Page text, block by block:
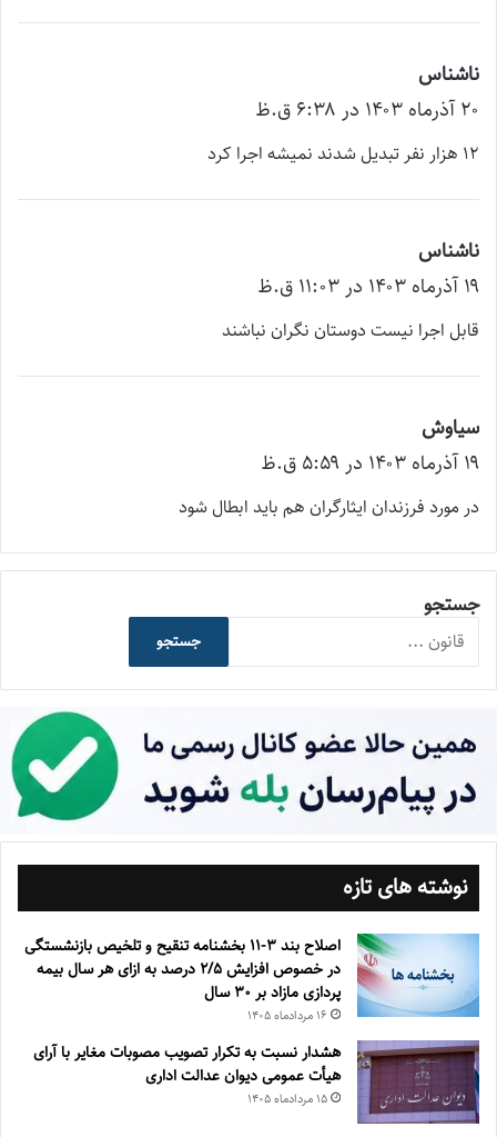
ناشناس
ف
ت
۲۰ آذر‌ماه ۱۴۰۳ در ۶:۳۸ ق.ظ
۱۲ هزار نفر تبدیل شدند نمیشه اجرا کرد
ناشناس
ف
ت
۱۹ آذر‌ماه ۱۴۰۳ در ۱۱:۰۳ ق.ظ
قابل اجرا نیست دوستان نگران نباشند
سیاوش
ف
ت
۱۹ آذر‌ماه ۱۴۰۳ در ۵:۵۹ ق.ظ
در مورد فرزندان ایثارگران هم باید ابطال شود
جستجو
جستجو
نوشته های تازه
اصلاح بند ۳‏-۱۱ بخشنامه تنقیح و تلخیص بازنشستگی
در خصوص افزایش ۵‏‏‏‏‏‏‏‏‏/۲ درصد به ازای هر سال بیمه
پردازی مازاد بر ۳۰‏ سال
۱۶ مرداد‌ماه ۱۴۰۵
هشدار نسبت به تکرار تصویب مصوبات مغایر با آرای
هیأت عمومی دیوان عدالت اداری
۱۵ مرداد‌ماه ۱۴۰۵